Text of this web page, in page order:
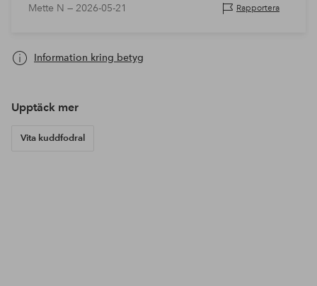
Mette N — 2026-05-21 Rapportera
Information kring betyg
Upptäck mer
Vita kuddfodral